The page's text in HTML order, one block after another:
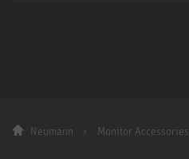
Neumann Monitor Accessories